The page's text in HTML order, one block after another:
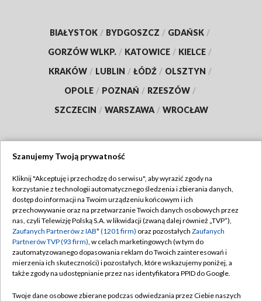
BIAŁYSTOK / BYDGOSZCZ / GDAŃSK /
GORZÓW WLKP. / KATOWICE / KIELCE /
KRAKÓW / LUBLIN / ŁÓDŹ / OLSZTYN /
OPOLE / POZNAŃ / RZESZÓW /
SZCZECIN / WARSZAWA / WROCŁAW
TVP
Abonament TVP
Emisja w TVP
Centrum informacji TVP
Naziemna Telewizja Cyfrowa
Regulamin TVP
Polityka prywatności
Moje zgody
Pomoc
Szanujemy Twoją prywatność
Kliknij "Akceptuję i przechodzę do serwisu", aby wyrazić zgody na
korzystanie z technologii automatycznego śledzenia i zbierania danych,
dostęp do informacji na Twoim urządzeniu końcowym i ich
przechowywanie oraz na przetwarzanie Twoich danych osobowych przez
nas, czyli Telewizję Polską S.A. w likwidacji (zwaną dalej również „TVP”),
Zaufanych Partnerów z IAB* (1201 firm) oraz pozostałych Zaufanych
Partnerów TVP (93 firm), w celach marketingowych (w tym do
zautomatyzowanego dopasowania reklam do Twoich zainteresowań i
mierzenia ich skuteczności) i pozostałych, które wskazujemy poniżej, a
także zgody na udostępnianie przez nas identyfikatora PPID do Google.
Twoje dane osobowe zbierane podczas odwiedzania przez Ciebie naszych